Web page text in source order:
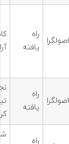
اصولگرا
راه
یافته
اصولگرا
راه
یافته
راه